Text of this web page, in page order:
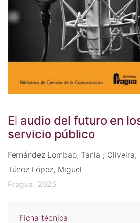
El audio del futuro en
servicio público
Fernández Lombao, Tania ; Oliveira,
Túñez López, Miguel
Fragua. 2025
Ficha técnica